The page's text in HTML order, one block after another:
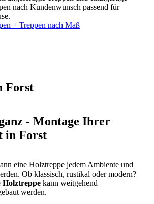
nach Kundenwunsch passend für
+ Treppen nach Maß
Forst
- Montage Ihrer
in Forst
eine Holztreppe jedem Ambiente und
Ob klassisch, rustikal oder modern?
Holztreppe kann weitgehend
werden.